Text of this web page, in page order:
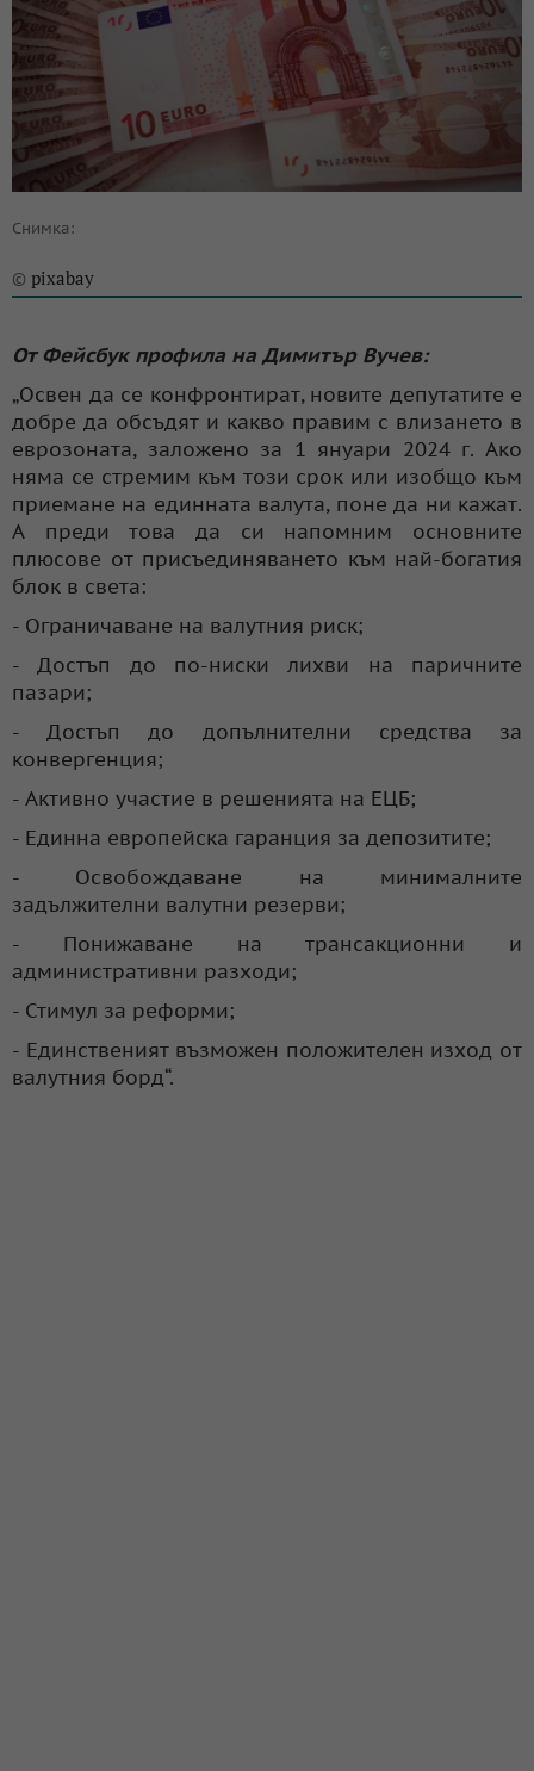
Снимка:
© pixabay
От Фейсбук профила на Димитър Вучев:
„Освен да се конфронтират, новите депутатите е
добре да обсъдят и какво правим с влизането в
еврозоната, заложено за 1 януари 2024 г. Ако
няма се стремим към този срок или изобщо към
приемане на единната валута, поне да ни кажат.
А преди това да си напомним основните
плюсове от присъединяването към най-богатия
блок в света:
- Ограничаване на валутния риск;
- Достъп до по-ниски лихви на паричните
пазари;
- Достъп до допълнителни средства за
конвергенция;
- Активно участие в решенията на ЕЦБ;
- Единна европейска гаранция за депозитите;
- Освобождаване на минималните
задължителни валутни резерви;
- Понижаване на трансакционни и
административни разходи;
- Стимул за реформи;
- Единственият възможен положителен изход от
валутния борд“.